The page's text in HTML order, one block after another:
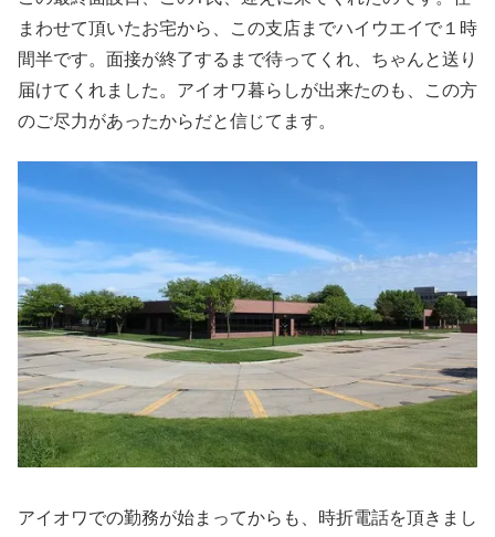
まわせて頂いたお宅から、この支店までハイウエイで１時
間半です。面接が終了するまで待ってくれ、ちゃんと送り
届けてくれました。アイオワ暮らしが出来たのも、この方
のご尽力があったからだと信じてます。
アイオワでの勤務が始まってからも、時折電話を頂きまし